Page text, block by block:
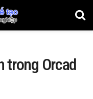
trong Orcad